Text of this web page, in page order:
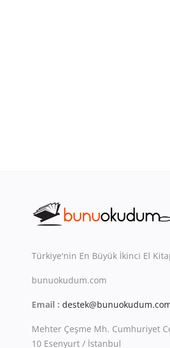
Türkiye'nin En Büyük İkinci El
bunuokudum.com
Email :
Mehter Çeşme Mh. Cumhuriyet
10 Esenyurt / İstanbul